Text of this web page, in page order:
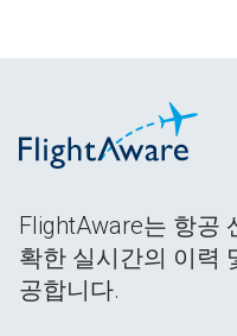
FlightAware는 항공
확한 실시간의 이력
공합니다.